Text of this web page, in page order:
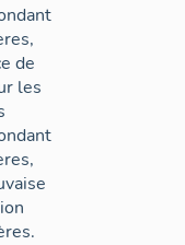
de
les